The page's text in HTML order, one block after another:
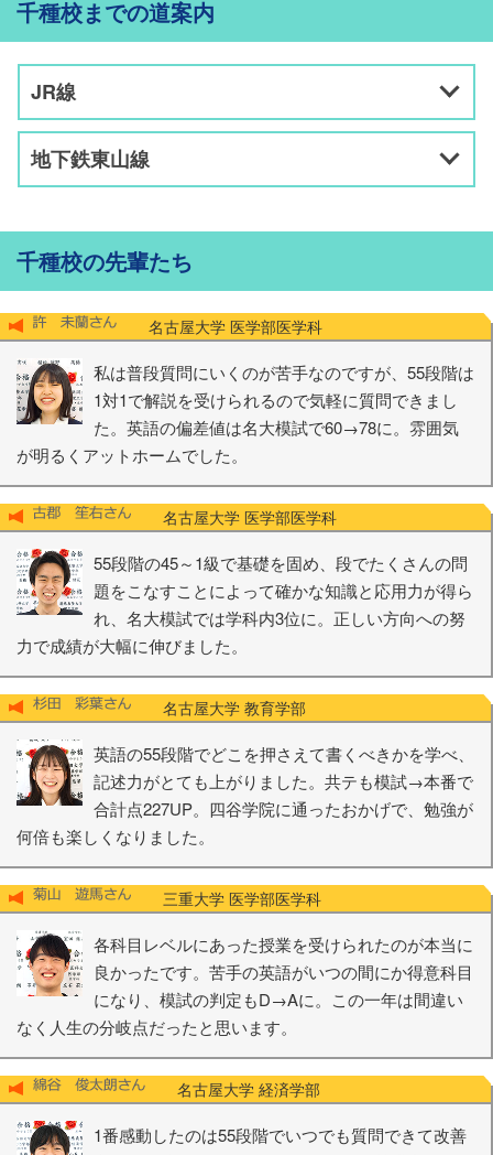
千種校までの道案内
JR線
地下鉄東山線
千種校の先輩たち
名古屋大学 医学部医学科
私は普段質問にいくのが苦手なのですが、55段階は
1対1で解説を受けられるので気軽に質問できまし
た。英語の偏差値は名大模試で60→78に。雰囲気
が明るくアットホームでした。
名古屋大学 医学部医学科
55段階の45～1級で基礎を固め、段でたくさんの問
題をこなすことによって確かな知識と応用力が得ら
れ、名大模試では学科内3位に。正しい方向への努
力で成績が大幅に伸びました。
名古屋大学 教育学部
英語の55段階でどこを押さえて書くべきかを学べ、
記述力がとても上がりました。共テも模試→本番で
合計点227UP。四谷学院に通ったおかげで、勉強が
何倍も楽しくなりました。
三重大学 医学部医学科
各科目レベルにあった授業を受けられたのが本当に
良かったです。苦手の英語がいつの間にか得意科目
になり、模試の判定もD→Aに。この一年は間違い
なく人生の分岐点だったと思います。
名古屋大学 経済学部
1番感動したのは55段階でいつでも質問できて改善